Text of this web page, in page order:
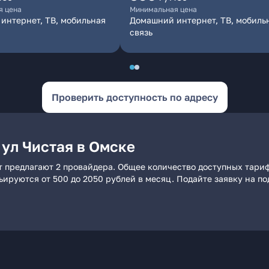
цена
ТВ, мобильная
Минимальная цена
Домашний интернет, ТВ,
связь
Проверить доступность по адресу
Чистая в Омске
2 провайдера. Общее количество доступных
от 500 до 2050 рублей в месяц. Подайте заявку на